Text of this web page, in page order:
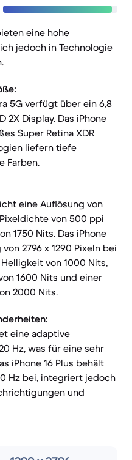
eine hohe
jedoch in Technologie
5G verfügt über ein 6,8
2X Display. Das iPhone
Super Retina XDR
liefern tiefe
Farben.
eine Auflösung von
von 500 ppi
1750 Nits. Das iPhone
2796 x 1290 Pixeln bei
von 1000 Nits,
1600 Nits und einer
2000 Nits.
eine adaptive
Hz, was für eine sehr
iPhone 16 Plus behält
Hz bei, integriert jedoch
und